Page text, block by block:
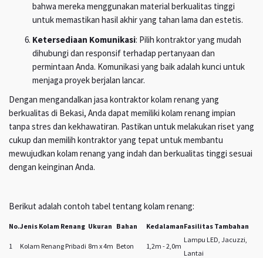
bahwa mereka menggunakan material berkualitas tinggi
untuk memastikan hasil akhir yang tahan lama dan estetis.
Ketersediaan Komunikasi: Pilih kontraktor yang mudah
dihubungi dan responsif terhadap pertanyaan dan
permintaan Anda. Komunikasi yang baik adalah kunci untuk
menjaga proyek berjalan lancar.
Dengan mengandalkan jasa kontraktor kolam renang yang
berkualitas di Bekasi, Anda dapat memiliki kolam renang impian
tanpa stres dan kekhawatiran. Pastikan untuk melakukan riset yang
cukup dan memilih kontraktor yang tepat untuk membantu
mewujudkan kolam renang yang indah dan berkualitas tinggi sesuai
dengan keinginan Anda.
Berikut adalah contoh tabel tentang kolam renang:
No.Jenis Kolam Renang Ukuran Bahan KedalamanFasilitas Tambahan
1 Kolam Renang Pribadi 8m x 4m Beton 1,2m - 2,0m
Lampu LED, Jacuzzi,
Lantai